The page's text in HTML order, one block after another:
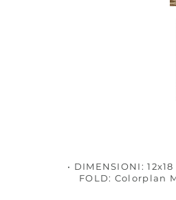
• DIMENSIONI:
FOLD: Colorplan